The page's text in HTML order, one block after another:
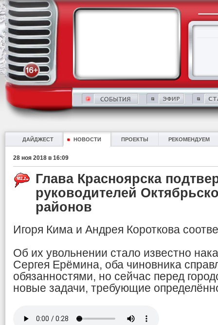
ДАЙДЖЕСТ НОВОСТИ ПРОЕКТЫ РЕКОМЕНДУЕМ
28 ноя 2018 в 16:09
Глава Красноярска
руководителей
районов
Игоря Кима и Андрея Короткова
Об их увольнении стало известно
Сергея Ерёмина, оба чиновника
обязанностями, но сейчас перед
новые задачи, требующие